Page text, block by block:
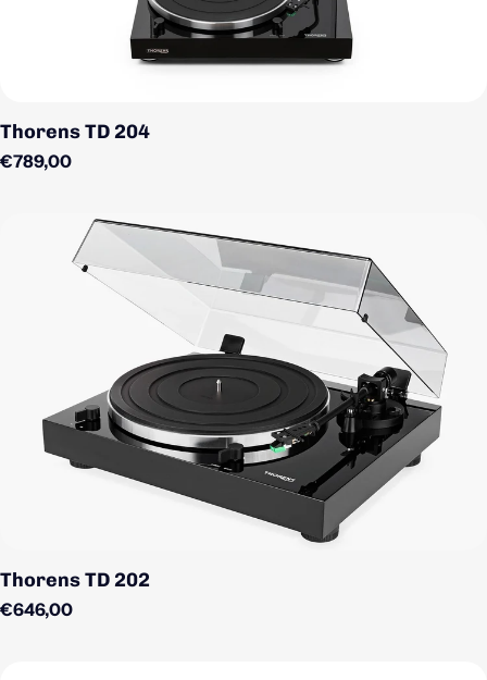
Thorens TD 204
Regulärer Preis
€789,00
Thorens TD 202
Regulärer Preis
€646,00